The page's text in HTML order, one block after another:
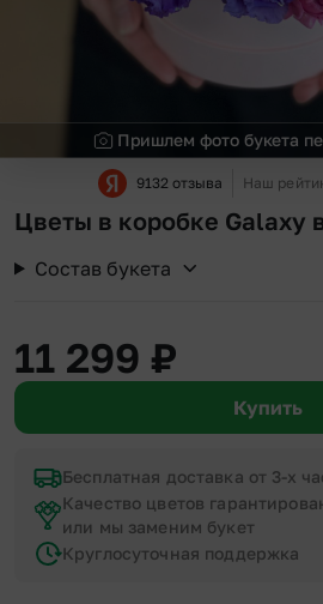
Пришлем фото букета
9132 отзыва Наш
Цветы в коробке Galaxy
Состав букета
11 299 ₽
Купить
Бесплатная доставка от 3-х
Качество цветов
или мы заменим букет
Круглосуточная поддержка